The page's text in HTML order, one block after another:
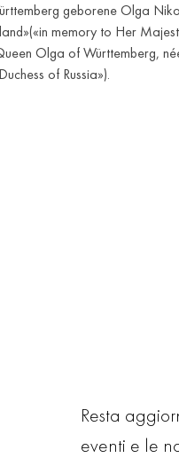
geborene Olga
memory to Her
Olga of Württemberg,
of Russia»).
Resta
eventi e le